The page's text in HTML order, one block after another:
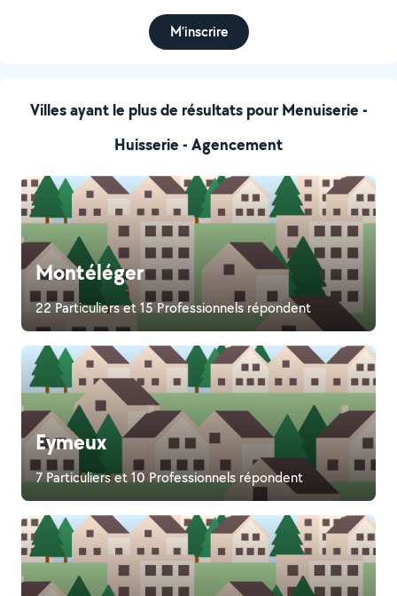
Villes ayant le plus de résultats pour Menuiserie -
Huisserie - Agencement
Montéléger
22 Particuliers et 15 Professionnels répondent
Eymeux
7 Particuliers et 10 Professionnels répondent
M’inscrire